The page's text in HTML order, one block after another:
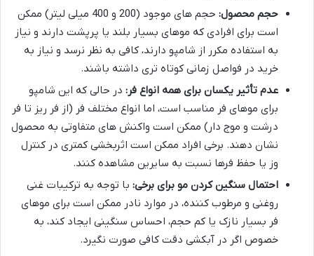
حجم محصول:
حجم های موجود (200 و 400 میلی لیتر) ممکن
است برای افرادی که موهای بسیار بلند یا پرپشت دارند و نیاز
به استفاده مکرر از شامپو دارند، کافی به نظر نرسد و نیاز به
خرید در فواصل زمانی کوتاه تری داشته باشند.
عدم تأثیر یکسان برای همه انواع فر: در حالی که این شامپو
برای موهای فر مناسب است، اما انواع مختلف فر (از فر ریز تا فر
درشت و موج دار) ممکن است واکنش های متفاوتی به محصول
نشان دهند. برخی افراد ممکن است اثربخشی کمتری در کنترل
وز یا حفظ فرها نسبت به سایرین مشاهده کنند.
احتمال سنگین کردن مو برای برخی: با توجه به ترکیبات غنی
روغنی و مرطوب کننده، در موارد نادر ممکن است برای موهای
فر بسیار نازک یا کم حجم، احساس سنگینی ایجاد کند، به
خصوص اگر در آبکشی دقت کافی صورت نگیرد.